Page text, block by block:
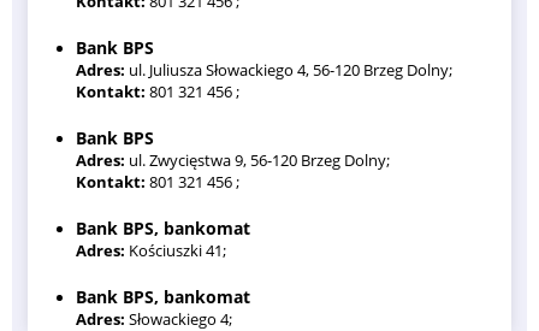
Bank BPS
Adres: ul. Juliusza Słowackiego 4, 56-120 Brzeg Dolny;
Kontakt: 801 321 456 ;
Bank BPS
Adres: ul. Zwycięstwa 9, 56-120 Brzeg Dolny;
Kontakt: 801 321 456 ;
Bank BPS, bankomat
Adres: Kościuszki 41;
Bank BPS, bankomat
Adres: Słowackiego 4;